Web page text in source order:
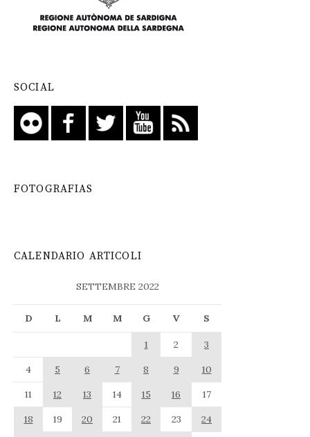
SOCIAL
FOTOGRAFIAS
CALENDARIO ARTICOLI
SETTEMBRE 2022
D L M M G V S
1 2
3
4
5 6 7 8 9
10
11
12 13 14 15 16
17
18
19 20 21 22 23
24